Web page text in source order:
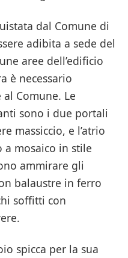
dal Comune di
adibita a sede del
aree dell’edificio
è necessario
al Comune. Le
sono i due portali
massiccio, e l’atrio
a mosaico in stile
ammirare gli
balaustre in ferro
soffitti con
spicca per la sua